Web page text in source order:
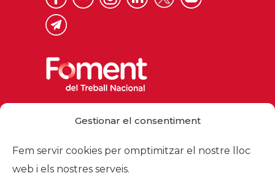
Gestionar el consentiment
Fem servir cookies per omptimitzar el nostre lloc
web i els nostres serveis.
foment@foment.com